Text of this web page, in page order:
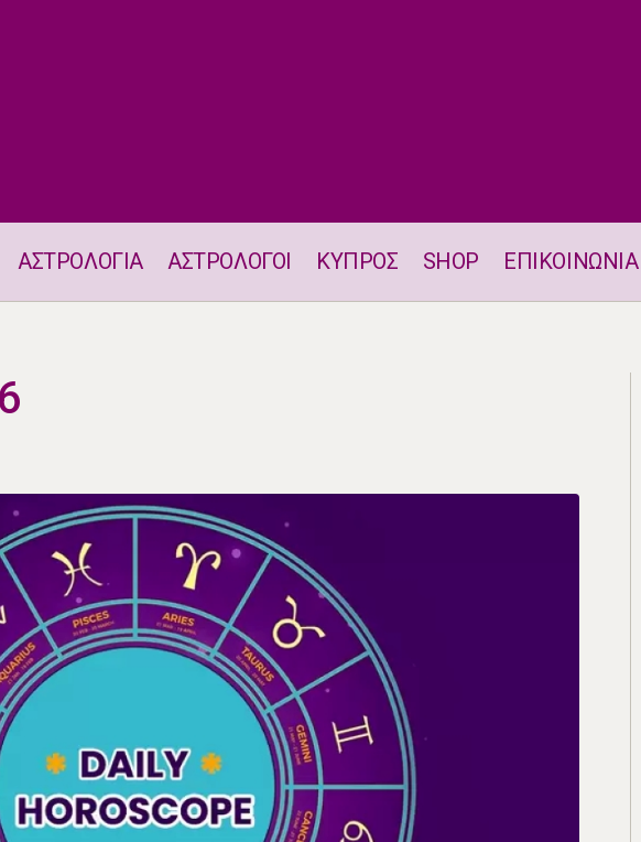
ΑΣΤΡΟΛΟΓΙΑ ΑΣΤΡΟΛΟΓΟΙ ΚΥΠΡΟΣ SHOP ΕΠΙΚΟΙΝΩΝΙΑ